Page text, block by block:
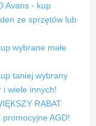
Avans - kup
ze sprzętów lub
wybrane małe
taniej wybrany
i wiele innych!
RABAT
AGD!